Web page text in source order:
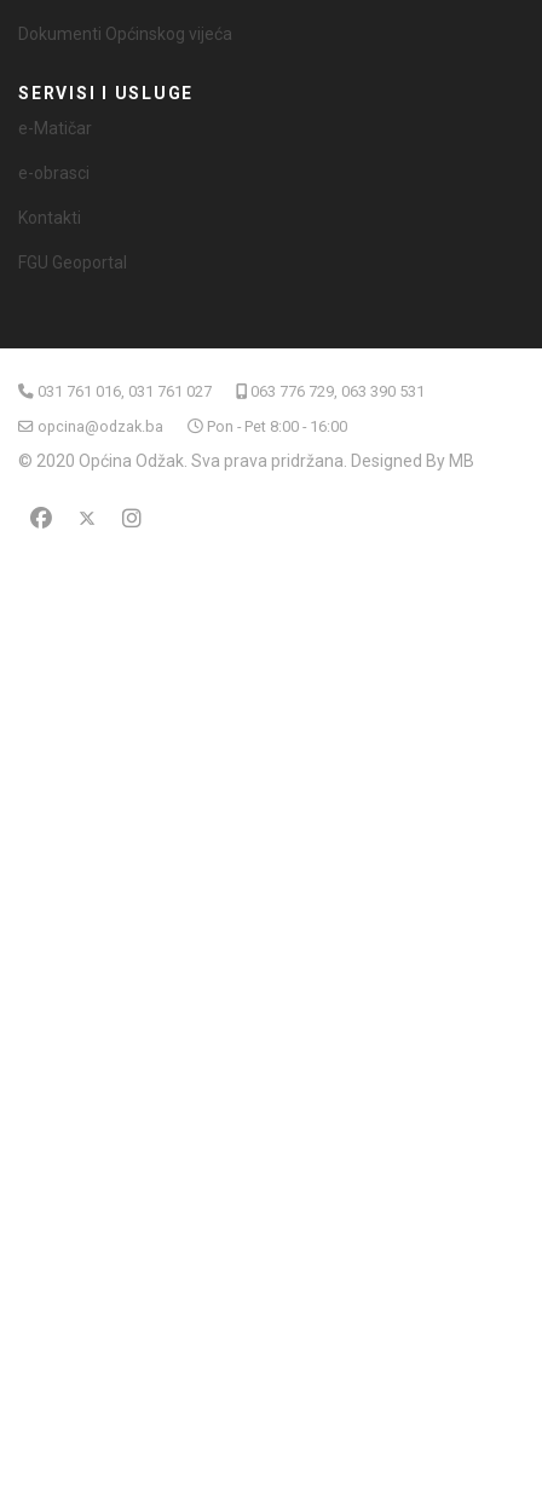
Dokumenti Općinskog vijeća
SERVISI I USLUGE
e-Matičar
e-obrasci
Kontakti
FGU Geoportal
031 761 016, 031 761 027
063 776 729, 063 390 531
opcina@odzak.ba
Pon - Pet 8:00 - 16:00
© 2020 Općina Odžak. Sva prava pridržana. Designed By MB